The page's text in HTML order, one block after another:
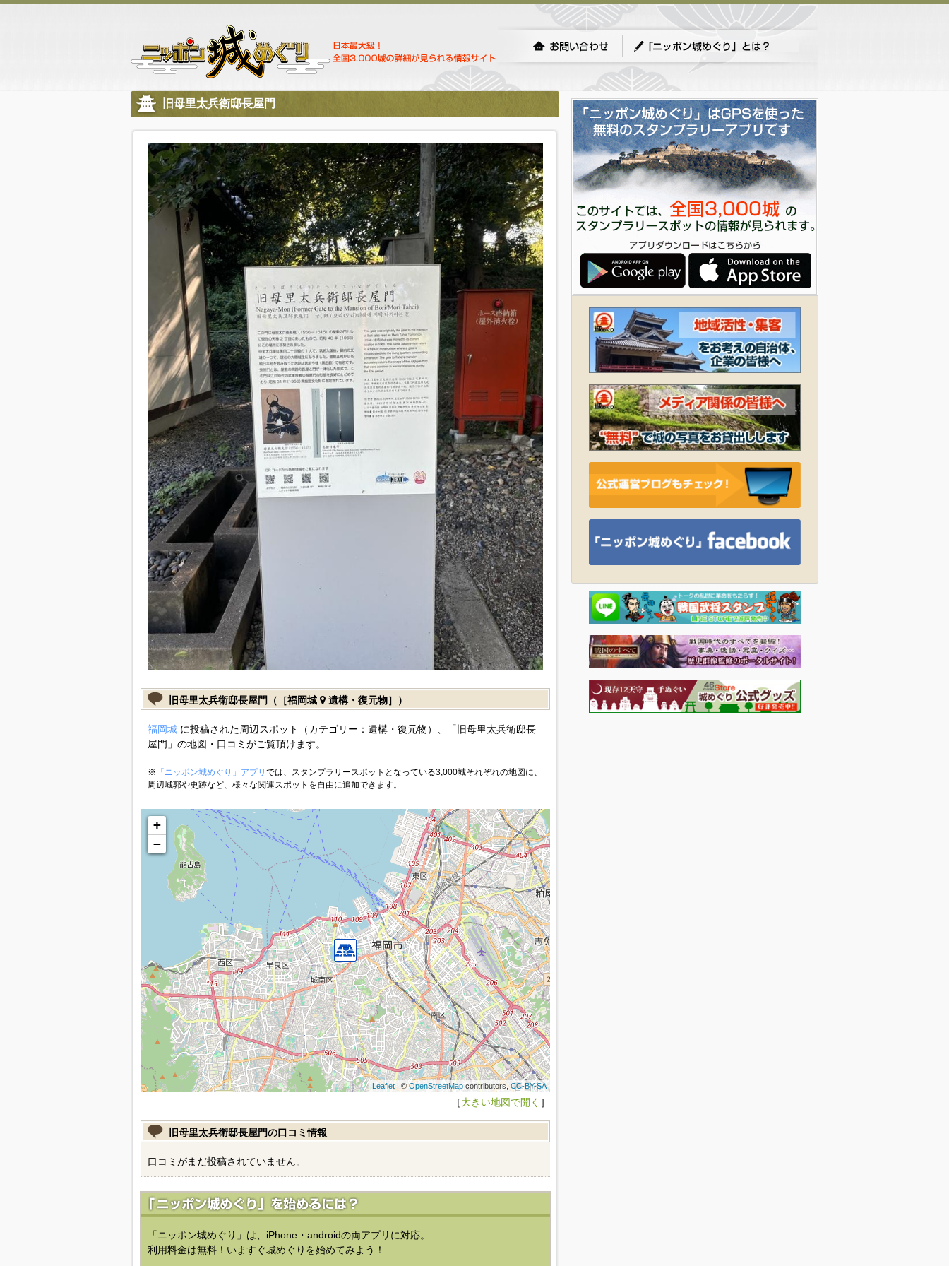
旧母里太兵衛邸長屋門
旧母里太兵衛邸長屋門（［福岡城 遺構・復元物］）
福岡城に投稿された周辺スポット（カテゴリー：遺構・復元物）、「旧母里太兵衛邸長
屋門」の地図・口コミがご覧頂けます。
※ 「ニッポン城めぐり」アプリ では、スタンプラリースポットとなっている3,000城それぞれの地図に、
周辺城郭や史跡など、様々な関連スポットを自由に追加できます。
+
−
Leaflet| ©OpenStreetMapcontributors, CC-BY-SA
［大きい地図で開く ］
旧母里太兵衛邸長屋門の口コミ情報
口コミがまだ投稿されていません。
「ニッポン城めぐり」は、iPhone・androidの両アプリに対応。
利用料金は無料！いますぐ城めぐりを始めてみよう！